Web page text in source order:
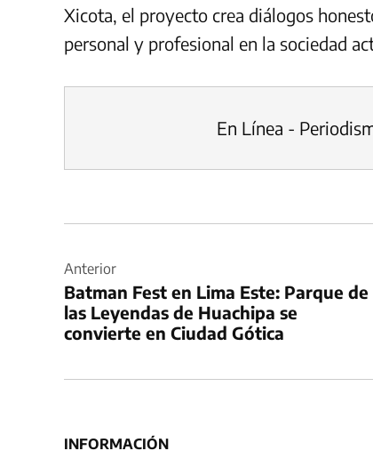
Xicota, el proyecto crea diálogos
personal y profesional en la sociedad
En Línea -
de
entradas
Anterior
Batman Fest en Lima Este: Parque de
las Leyendas de Huachipa se
convierte en Ciudad Gótica
INFORMACIÓN